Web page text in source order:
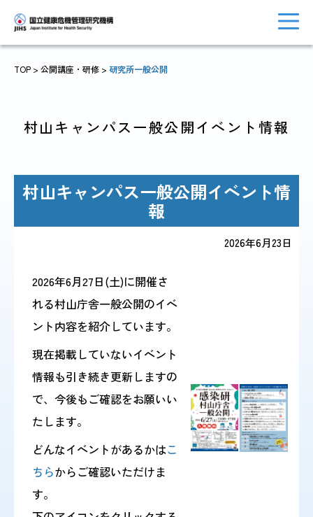
JIHSについて 診療・病院関係
研究関係
広報関係
日本語 / English
TOP > 公開講座・研修 > 研究所一般公開
村山キャンパス一般公開イベント情報
村山キャンパス一般公開イベント情
報
2026年6月23日
2026年6月27日(土)に開催さ
れる村山庁舎一般公開のイベ
ント内容を紹介しています。
現在掲載していないイベント
情報も引き続き更新しますの
で、今後もご確認をお願いい
たします。
どんなイベントがあるかはこ
ちらからご確認いただけま
す。